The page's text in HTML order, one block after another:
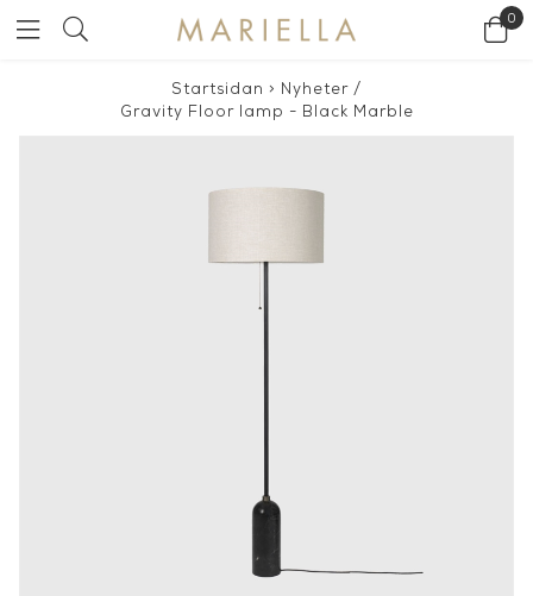
0
Startsidan > Nyheter /
Gravity Floor lamp - Black Marble